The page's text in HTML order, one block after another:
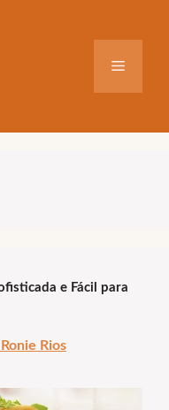
Menu
e Fácil para
Rios